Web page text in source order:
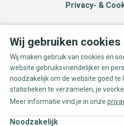
Privacy- &
Wij gebruiken cookies
Wij maken gebruik van cookies en
website gebruiksvriendelijker en
noodzakelijk om de website goed
statistieken te verzamelen, je
Meer informatie vind je in onze
Noodzakelijk